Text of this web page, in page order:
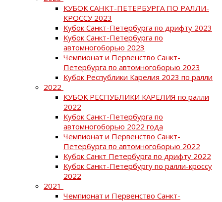
КУБОК САНКТ-ПЕТЕРБУРГА ПО РАЛЛИ-
КРОССУ 2023
Кубок Санкт-Петербурга по дрифту 2023
Кубок Санкт-Петербурга по
автомногоборью 2023
Чемпионат и Первенство Санкт-
Петербурга по автомногоборью 2023
Кубок Республики Карелия 2023 по ралли
2022
КУБОК РЕСПУБЛИКИ КАРЕЛИЯ по ралли
2022
Кубок Санкт-Петербурга по
автомногоборью 2022 года
Чемпионат и Первенство Санкт-
Петербурга по автомногоборью 2022
Кубок Санкт Петербурга по дрифту 2022
Кубок Санкт-Петербургу по ралли-кроссу
2022
2021
Чемпионат и Первенство Санкт-